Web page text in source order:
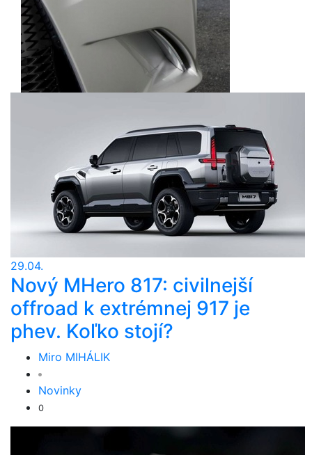
29.04.
Nový MHero 817: civilnejší
offroad k extrémnej 917 je
phev. Koľko stojí?
Miro MIHÁLIK
Novinky
0